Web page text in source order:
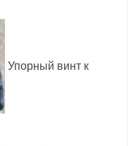
Упорный винт к